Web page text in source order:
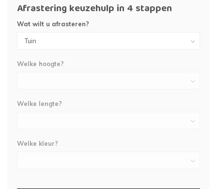
Afrastering keuzehulp in 4 stappen
Wat wilt u afrasteren?
Welke hoogte?
Welke lengte?
Welke kleur?